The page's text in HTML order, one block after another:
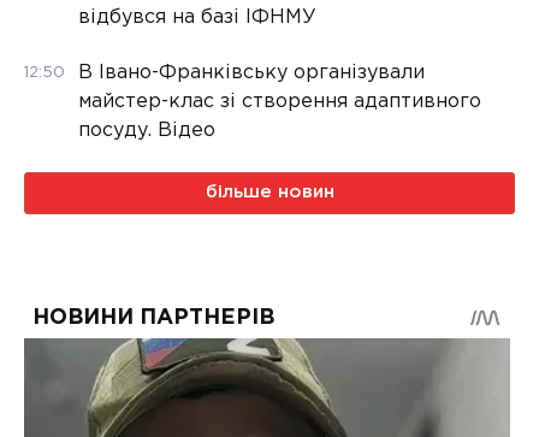
відбувся на базі ІФНМУ
12:50
В Івано-Франківську організували
майстер-клас зі створення адаптивного
посуду. Відео
більше новин